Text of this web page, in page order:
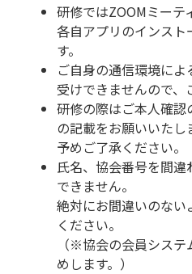
研修ではZOOMミーテ
各自アプリのインスト
す。
ご自身の通信環境に
受けできませんので、
研修の際はご本人確
の記載をお願いいたし
予めご了承ください。
氏名、協会番号を間
できません。
絶対にお間違いのな
ください。
（※協会の会員シス
めします。）